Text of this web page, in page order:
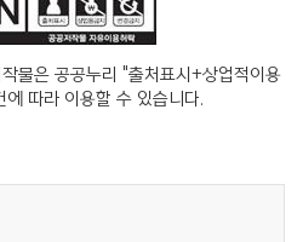
물은 공공누리 "출처표시+상업적이용
따라 이용할 수 있습니다.